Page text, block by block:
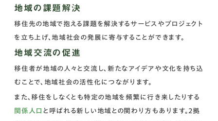
地域の課題解決
移住先の地域で抱える課題を解決するサービスやプロジェクト
を立ち上げ、地域社会の発展に寄与することができます。
地域交流の促進
移住者が地域の人々と交流し、新たなアイデアや文化を持ち込
むことで、地域社会の活性化につながります。
また、移住をしなくとも特定の地域を頻繁に行き来したりする
関係人口 と呼ばれる新しい地域との関わり方もあります。2拠